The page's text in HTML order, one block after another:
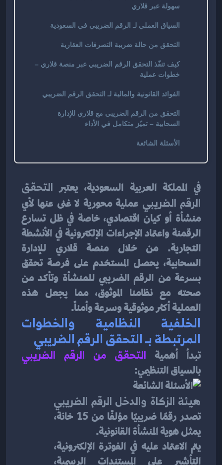
سهولة عبر قلاري
السياق العملي لـ الرقم الضريبي في السعودية
التحقق من حالة ضريبة التصرفات العقارية
كيف تنفّذ التحقق الرقم الضريبي عبر منصة قلاري –
خطوات عملية
الفوائد القانونية والمالية لـ التحقق الرقم الضريبي
التحقق من الرقم الضريبي مع قلاري للإدارة
السحابية – تميّز متكامل في الأداء
الأسئلة الشائعة
في المملكة العربية السعودية، يعتبر
الرقم الضريبي
العملية أكثر موثوقية وسرعة وأمناً.
المرتبطة بـ التحقق الرقم الضريبي
تبدأ أهمية التحقق من الرقم الضريبي
بالسياق التنظيمي:
هيئة الزكاة والدخل الرقم الضريبي
يمثل هوية المنشأة القانونية.